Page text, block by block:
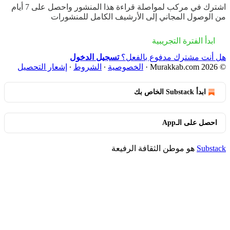
اشترك في مركب
لمواصلة قراءة هذا المنشور واحصل على 7 أيام
من الوصول المجاني إلى الأرشيف الكامل للمنشورات
ابدأ الفترة التجريبية
هل أنت مشترك مدفوع بالفعل؟تسجيل الدخول
© 2026 Murakkab.com
· الخصوصية ∙ الشروط ∙ إشعار التحصيل
ابدأ Substack الخاص بك
احصل على الـApp
Substack هو موطن الثقافة الرفيعة